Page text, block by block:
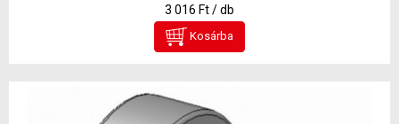
3 016 Ft / db
Kosárba